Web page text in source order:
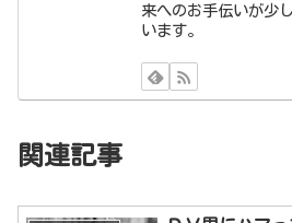
来へのお手伝いが少
います。
関連記事